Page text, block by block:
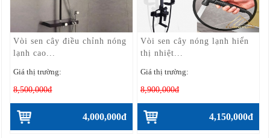
Vòi sen cây điều chỉnh nóng
lạnh cao...
Giá thị trường:
8,500,000đ
4,000,000đ
Vòi sen cây nóng lạnh hiển
thị nhiệt...
Giá thị trường:
8,900,000đ
4,150,000đ